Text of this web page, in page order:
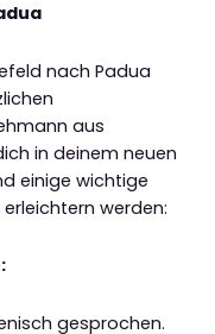
nach Padua
aus
in deinem neuen
einige wichtige
werden:
gesprochen.